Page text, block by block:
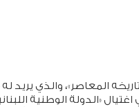
«الدولة الوطنية